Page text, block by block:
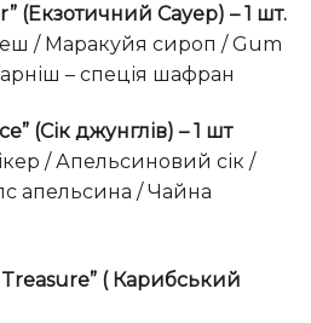
(Екзотичний Сауер) – 1 шт.
/ Маракуйя сироп / Gum
– спеція шафран
(Сік джунглів) – 1 шт
/ Апельсиновий сік /
апельсина / Чайна
( Карибський